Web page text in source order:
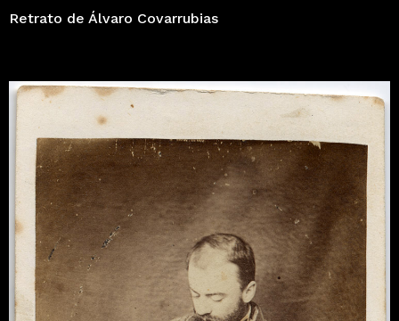
Retrato de Álvaro Covarrubias